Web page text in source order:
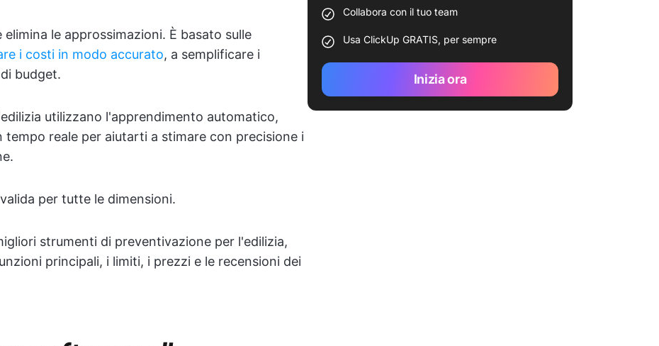
le approssimazioni. È basato sulle
i costi in modo accurato, a semplificare i
budget.
utilizzano l'apprendimento automatico,
tempo reale per aiutarti a stimare con precisione i
per tutte le dimensioni.
strumenti di preventivazione per l'edilizia,
principali, i limiti, i prezzi e le recensioni dei
Collabora con il tuo team
Usa ClickUp GRATIS, per sempre
Inizia ora